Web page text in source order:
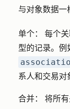
与对象数据一
单个：
每个
型的记录。例
系人和交易对
合并： 将所